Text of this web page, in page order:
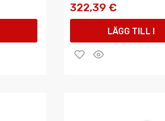
322,39 €
LÄGG TILL I
VARUKORGEN